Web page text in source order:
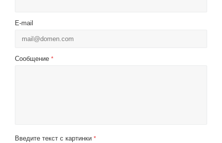
E-mail
Сообщение *
Введите текст с картинки *